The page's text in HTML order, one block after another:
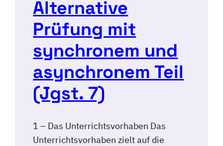
Alternative
Prüfung mit
synchronem und
asynchronem Teil
(Jgst. 7)
1 – Das Unterrichtsvorhaben Das
Unterrichtsvorhaben zielt auf die